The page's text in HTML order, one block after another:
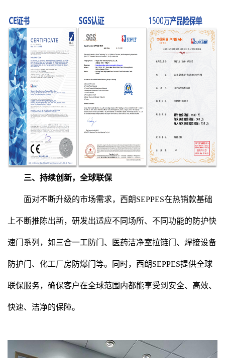
三、持续创新，全球联保
面对不断升级的市场需求，西朗SEPPES在热销款基础
上不断推陈出新，研发出适应不同场所、不同功能的防护快
速门系列，如三合一工防门、医药洁净室拉链门、焊接设备
防护门、化工厂房防爆门等。同时，西朗SEPPES提供全球
联保服务，确保客户在全球范围内都能享受到安全、高效、
快速、洁净的保障。